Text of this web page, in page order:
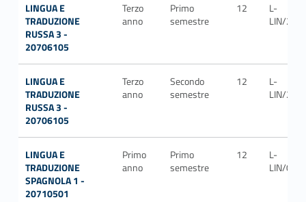
LINGUA E
TRADUZIONE
RUSSA 3 -
20706105
Terzo
anno
Primo
semestre
12
L-
LIN/21
LINGUA E
TRADUZIONE
RUSSA 3 -
20706105
Terzo
anno
Secondo
semestre
12
L-
LIN/21
LINGUA E
TRADUZIONE
SPAGNOLA 1 -
20710501
Primo
anno
Primo
semestre
12
L-
LIN/07